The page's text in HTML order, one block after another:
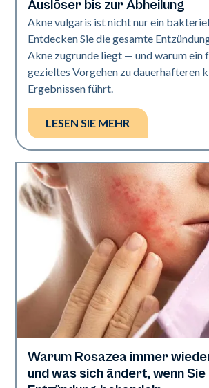
Auslöser bis zur Abheilung
Akne vulgaris ist nicht nur ein
Entdecken Sie die gesamte
Akne zugrunde liegt — und warum ein
gezieltes Vorgehen zu dauerhafteren
Ergebnissen führt.
LESEN SIE MEHR
Gesundheit der Haut
Warum Rosazea immer
und was sich ändert, wenn Sie